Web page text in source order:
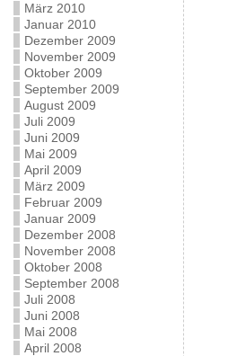
März 2010
Januar 2010
Dezember 2009
November 2009
Oktober 2009
September 2009
August 2009
Juli 2009
Juni 2009
Mai 2009
April 2009
März 2009
Februar 2009
Januar 2009
Dezember 2008
November 2008
Oktober 2008
September 2008
Juli 2008
Juni 2008
Mai 2008
April 2008